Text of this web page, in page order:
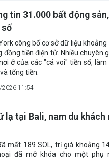
11:54
tin 31.000 bất động
số
công bố cơ sở dữ liệu
đồng tiền điện tử. Nhiều chuyên
ở của các "cá voi" tiền số,
tống tiền.
lạ tại Bali, nam du
mất 189 SOL, trị giá khoảng
đã mở khóa cho một phụ